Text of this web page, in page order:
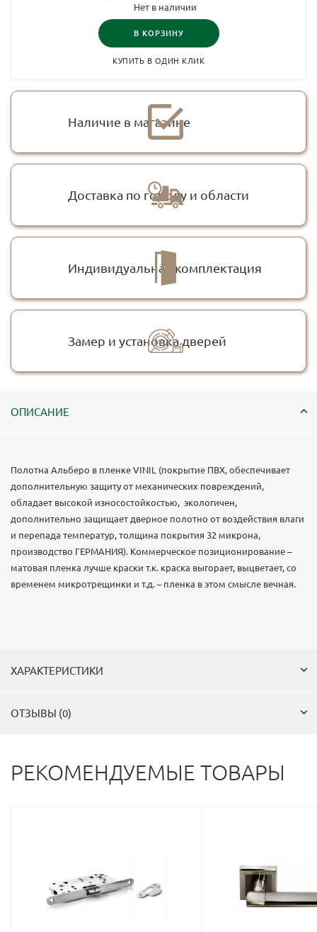
Нет в наличии
В КОРЗИНУ
КУПИТЬ В ОДИН КЛИК
Наличие в магазине
Доставка по городу и области
Индивидуальная комплектация
Замер и установка дверей
ОПИСАНИЕ
Полотна Альберо в пленке VINIL (покрытие ПВХ, обеспечивает
дополнительную защиту от механических повреждений,
обладает высокой износостойкостью, экологичен,
дополнительно защищает дверное полотно от воздействия влаги
и перепада температур, толщина покрытия 32 микрона,
производство ГЕРМАНИЯ). Коммерческое позиционирование –
матовая пленка лучше краски т.к. краска выгорает, выцветает, со
временем микротрещинки и т.д. – пленка в этом смысле вечная.
ХАРАКТЕРИСТИКИ
ОТЗЫВЫ (0)
РЕКОМЕНДУЕМЫЕ ТОВАРЫ